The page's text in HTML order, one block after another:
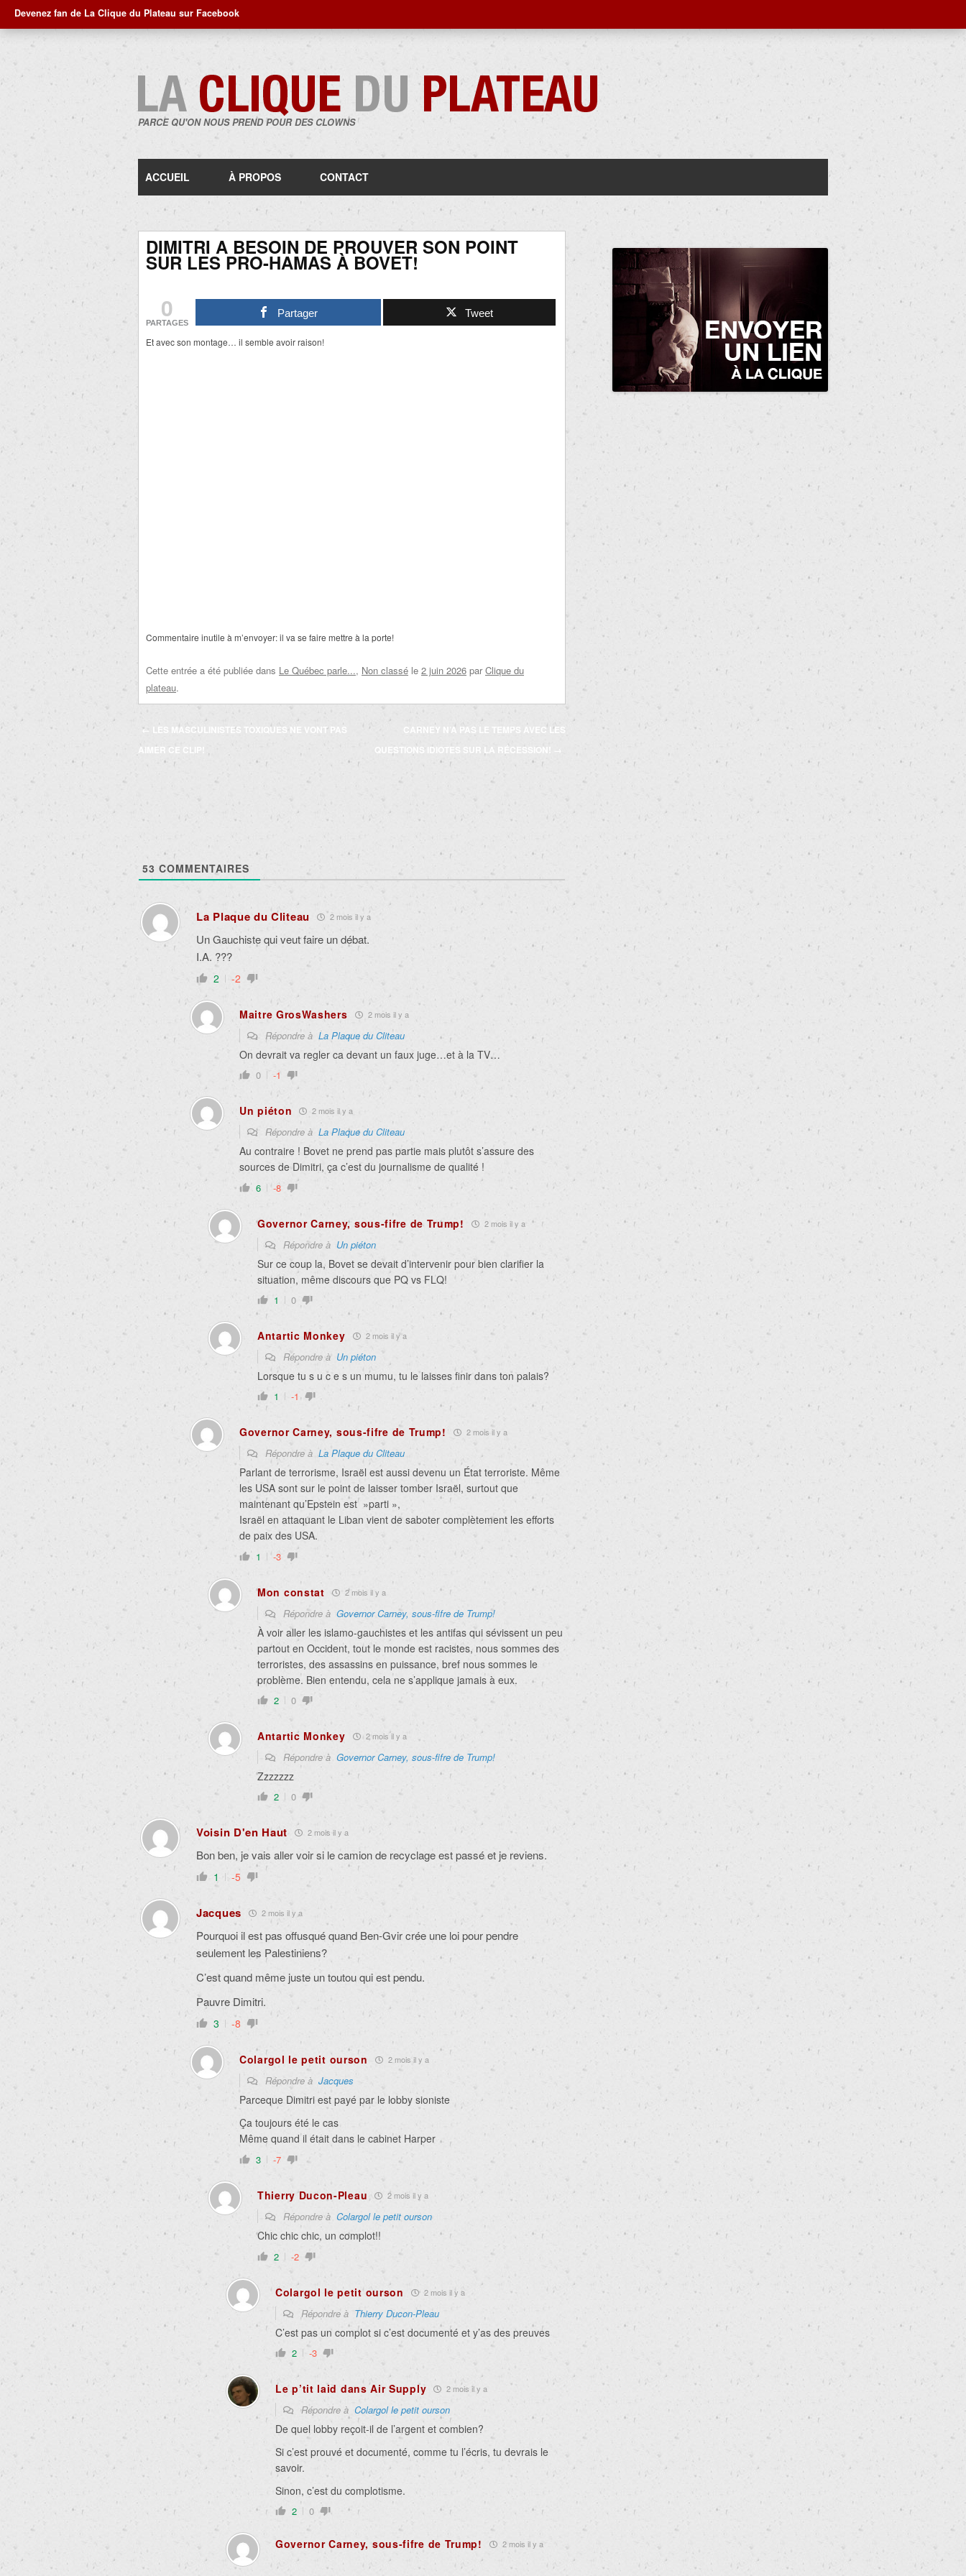
Devenez fan de La Clique du Plateau sur Facebook
PARCE QU'ON NOUS PREND POUR DES CLOWNS
au
ACCUEIL À PROPOS CONTACT
DIMITRI A BESOIN DE PROUVER SON POINT
SUR LES PRO-HAMAS À BOVET!
0
PARTAGES
Partager Tweet
Et avec son montage… il semble avoir raison!
Commentaire inutile à m’envoyer: il va se faire mettre à la porte!
Cette entrée a été publiée dans Le Québec parle..., Non classé le 2 juin 2026 par Clique du
plateau.
Navigation
des
articles
← LES MASCULINISTES TOXIQUES NE VONT PAS
AIMER CE CLIP!
CARNEY N’A PAS LE TEMPS AVEC LES
QUESTIONS IDIOTES SUR LA RÉCESSION!
→
53 COMMENTAIRES
La Plaque du Cliteau 2 mois il y a
Un Gauchiste qui veut faire un débat.
I.A. ???
2 -2
Maitre GrosWashers 2 mois il y a
Répondre à La Plaque du Cliteau
On devrait va regler ca devant un faux juge…et à la TV…
0 -1
Un piéton 2 mois il y a
Répondre à La Plaque du Cliteau
Au contraire ! Bovet ne prend pas partie mais plutôt s’assure des
sources de Dimitri, ça c’est du journalisme de qualité !
6 -8
Governor Carney, sous-fifre de Trump! 2 mois il y a
Répondre à Un piéton
Sur ce coup la, Bovet se devait d’intervenir pour bien clarifier la
situation, même discours que PQ vs FLQ!
1 0
Antartic Monkey 2 mois il y a
Répondre à Un piéton
Lorsque tu s u c e s un mumu, tu le laisses finir dans ton palais?
1 -1
Governor Carney, sous-fifre de Trump! 2 mois il y a
Répondre à La Plaque du Cliteau
Parlant de terrorisme, Israël est aussi devenu un État terroriste. Même
les USA sont sur le point de laisser tomber Israël, surtout que
maintenant qu’Epstein est »parti »,
Israël en attaquant le Liban vient de saboter complètement les efforts
de paix des USA.
1 -3
Mon constat 2 mois il y a
Répondre à Governor Carney, sous-fifre de Trump!
À voir aller les islamo-gauchistes et les antifas qui sévissent un peu
partout en Occident, tout le monde est racistes, nous sommes des
terroristes, des assassins en puissance, bref nous sommes le
problème. Bien entendu, cela ne s’applique jamais à eux.
2 0
Antartic Monkey 2 mois il y a
Répondre à Governor Carney, sous-fifre de Trump!
Zzzzzzz
2 0
Voisin D'en Haut 2 mois il y a
Bon ben, je vais aller voir si le camion de recyclage est passé et je reviens.
1 -5
Jacques 2 mois il y a
Pourquoi il est pas offusqué quand Ben-Gvir crée une loi pour pendre
seulement les Palestiniens?
C’est quand même juste un toutou qui est pendu.
Pauvre Dimitri.
3 -8
Colargol le petit ourson 2 mois il y a
Répondre à Jacques
Parceque Dimitri est payé par le lobby sioniste
Ça toujours été le cas
Même quand il était dans le cabinet Harper
3 -7
Thierry Ducon-Pleau 2 mois il y a
Répondre à Colargol le petit ourson
Chic chic chic, un complot!!
2 -2
Colargol le petit ourson 2 mois il y a
Répondre à Thierry Ducon-Pleau
C’est pas un complot si c’est documenté et y’as des preuves
2 -3
Le p’tit laid dans Air Supply 2 mois il y a
Répondre à Colargol le petit ourson
De quel lobby reçoit-il de l’argent et combien?
Si c’est prouvé et documenté, comme tu l’écris, tu devrais le
savoir.
Sinon, c’est du complotisme.
2 0
Governor Carney, sous-fifre de Trump! 2 mois il y a